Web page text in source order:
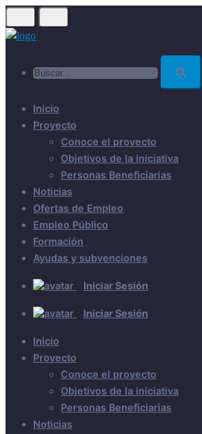
Skip
to
Inicio
Proyecto
Conoce el proyecto
Objetivos de la iniciativa
Personas Beneficiarias
Noticias
Ofertas de Empleo
Empleo Público
Formación
Ayudas y subvenciones
Iniciar Sesión
Iniciar Sesión
Inicio
Proyecto
Conoce el proyecto
Objetivos de la iniciativa
Personas Beneficiarias
Noticias